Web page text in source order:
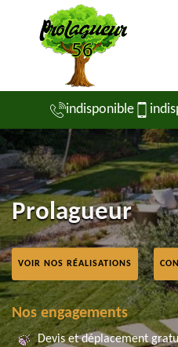
indisponible
Prolagueur
VOIR NOS RÉALISATIONS
Nos engagements
Devis et déplacement